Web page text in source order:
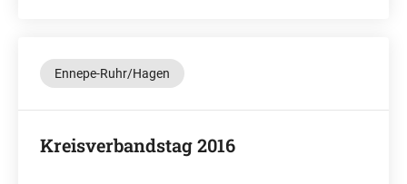
Ennepe-Ruhr/Hagen
Kreisverbandstag 2016